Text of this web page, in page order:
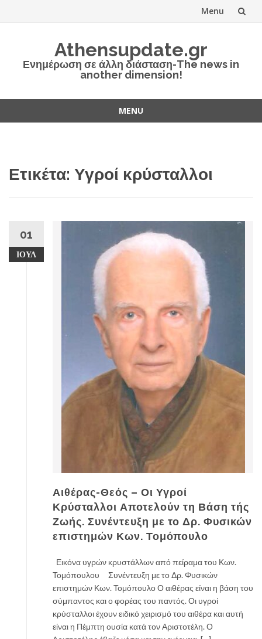
Menu
Athensupdate.gr
Ενημέρωση σε άλλη διάσταση-The news in
another dimension!
MENU
Ετικέτα: Υγροί κρύσταλλοι
01
ΙΟΎΛ
Αιθέρας-Θεός – Οι Υγροί
Κρύσταλλοι Αποτελούν τη Βάση τής
Ζωής. Συνέντευξη με το Δρ. Φυσικών
επιστημών Κων. Τομόπουλο
Εικόνα υγρών κρυστάλλων από πείραμα του Κων.
Τομόπουλου Συνέντευξη με το Δρ. Φυσικών
επιστημών Κων. Τομόπουλο Ο αιθέρας είναι η βάση του
σύμπαντος και ο φορέας του παντός. Οι υγροί
κρύσταλλοι έχουν ειδικό χειρισμό του αιθέρα και αυτή
είναι η Πέμπτη ουσία κατά τον Αριστοτέλη. Ο